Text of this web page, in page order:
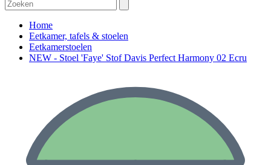
Home
Eetkamer, tafels & stoelen
Eetkamerstoelen
NEW - Stoel 'Faye' Stof Davis Perfect Harmony 02 Ecru